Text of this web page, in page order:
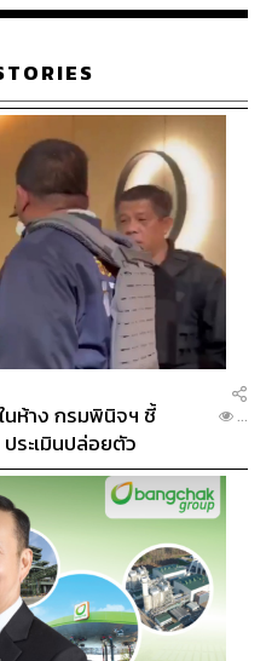
รมทางการเงินของโลก’
แบบพหุภาคี’ (Multilateral
นนี้จะมีส่วนอย่างสำคัญใน
บเคลื่อนประเด็นของ
นเรื่องของวิกฤตอากาศ
ายยอมรับว่า การจะผลัก
าหมายให้ได้ในปี 2030 คง
กปี 2015 ที่สหประชาชาติ
ปัจจุบันนั้น ประสบความ
ะ 15 เท่านั้น ซึ่งในเวลาอีก
ร็จได้จริงนั้น เป็นเรื่องที่
ารสหประชาชาติอย่างมาก
าวะที่เป็นวิกฤตมากขึ้น
น การใช้ความรุนแรงต่อผู้
และปัญหาสงคราม ไม่ว่า
ปัญหาสงครามกลางเมือง
น
ใต้ (The Global South)
นห้าง กรมพินิจฯ ชี้
ระเมินปล่อยตัว
...